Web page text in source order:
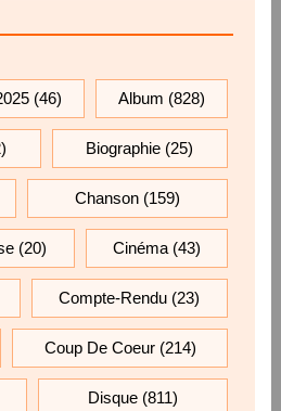
(46) Album (828)
Biographie (25)
Chanson (159)
(20) Cinéma(43)
Compte-Rendu (23)
Coup De Coeur(214)
Disque (811)